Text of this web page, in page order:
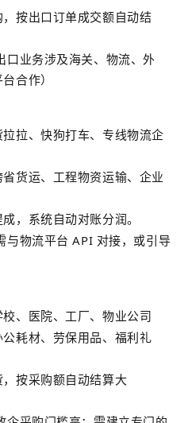
按出口订单成交额自动结
口业务涉及海关、物流、外
合作）
拉拉、快狗打车、专线物流企
货运、工程物资运输、企业
，系统自动对账分润。
与物流平台API 对接，或引导
、医院、工厂、物业公司
耗材、劳保用品、福利礼
按采购额自动结算大